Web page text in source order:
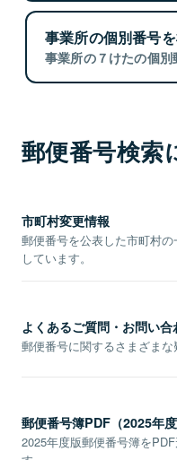
事業所の個別番号
事業所の７けたの個別
郵便番号検索
市町村変更情報
郵便番号を公表した市町村
しています。
よくあるご質問・お問い合
郵便番号に関するさまざまな
郵便番号簿PDF（2025年度
2025年度版郵便番号簿を